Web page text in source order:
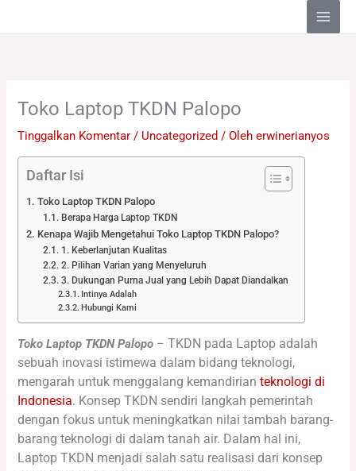
Toko Laptop TKDN Palopo
Tinggalkan Komentar / Uncategorized / Oleherwinerianyos
Daftar Isi
Toko Laptop TKDN Palopo
Berapa Harga Laptop TKDN
Kenapa Wajib Mengetahui Toko Laptop TKDN Palopo?
1. Keberlanjutan Kualitas
2. Pilihan Varian yang Menyeluruh
3. Dukungan Purna Jual yang Lebih Dapat Diandalkan
Intinya Adalah
Hubungi Kami
Toko Laptop TKDN Palopo –TKDN pada Laptop adalah
sebuah inovasi istimewa dalam bidang teknologi,
mengarah untuk menggalang kemandirianteknologi di
Indonesia. Konsep TKDN sendiri langkah pemerintah
dengan fokus untuk meningkatkan nilai tambah barang-
barang teknologi di dalam tanah air. Dalam hal ini,
Laptop TKDN menjadi salah satu realisasi dari konsep